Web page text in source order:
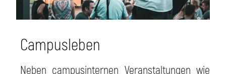
Campusleben
Neben campusinternen Veranstaltungen wie